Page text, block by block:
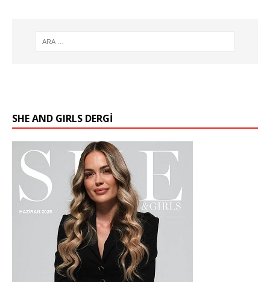
SHE AND GIRLS DERGİ